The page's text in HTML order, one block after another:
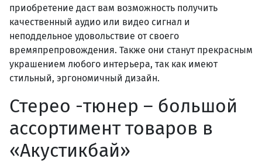
приобретение даст вам возможность получить
качественный аудио или видео сигнал и
неподдельное удовольствие от своего
времяпрепровождения. Также они станут прекрасным
украшением любого интерьера, так как имеют
стильный, эргономичный дизайн.
Стерео -тюнер – большой
ассортимент товаров в
«Акустикбай»